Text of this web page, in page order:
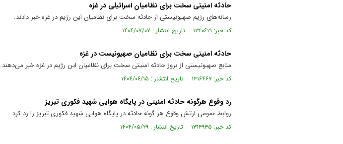
حادثه امنیتی سخت برای نظامیان اسرائیلی در غزه
رسانه‌های رژیم صهیونیستی از حادثه سخت برای نظامیان این رژیم در غزه خبر دادند.
کد خبر: ۱۳۲۰۶۲۱ تاریخ انتشار : ۱۴۰۴/۰۷/۰۷
حادثه امنیتی سخت برای نظامیان صهیونیست در غزه
منابع صهیونیستی از بروز حادثه امنیتی سخت برای نظامیان این رژیم در غزه خبر می‌دهند.
کد خبر: ۱۳۱۶۴۶۷ تاریخ انتشار : ۱۴۰۴/۰۶/۱۵
رد وقوع هرگونه حادثه امنیتی در پایگاه هوایی شهید فکوری تبریز
روابط عمومی ارتش وقوع هر گونه حادثه در پایگاه هوایی شهید فکوری تبریز را رد کرد.
کد خبر: ۱۳۱۳۹۳۵ تاریخ انتشار : ۱۴۰۴/۰۵/۲۹